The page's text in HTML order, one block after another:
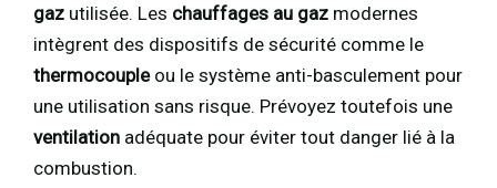
gaz utilisée. Les chauffages au gaz modernes
intègrent des dispositifs de sécurité comme le
thermocoupleou le système anti-basculement pour
une utilisation sans risque. Prévoyez toutefois une
ventilation adéquate pour éviter tout danger lié à la
combustion.